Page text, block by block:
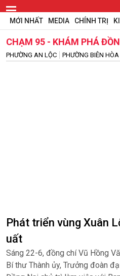
MỚI NHẤT MEDIA CHÍNH TRỊ
CHẠM 95 - KHÁM PHÁ
PHƯỜNG AN LỘC PHƯỜNG BIÊN HÒA
Phát triển vùng Xuân
uất
Sáng 22-6, đồng chí Vũ Hồng
Bí thư Thành ủy, Trưởng đoàn